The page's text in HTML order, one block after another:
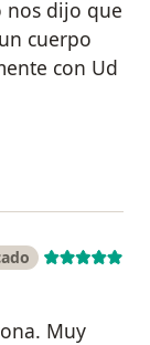
nos dijo que
cuerpo
con Ud
usuario Luis Antonio
Muy